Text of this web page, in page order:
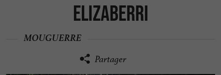
Elizaberri
MOUGUERRE
Partager